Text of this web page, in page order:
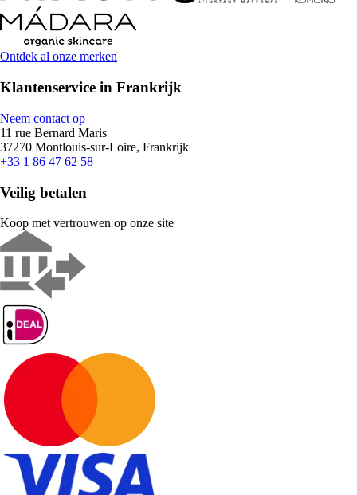
Ontdek al onze merken
Klantenservice in Frankrijk
Neem contact op
11 rue Bernard Maris
37270 Montlouis-sur-Loire, Frankrijk
+33 1 86 47 62 58
Veilig betalen
Koop met vertrouwen op onze site